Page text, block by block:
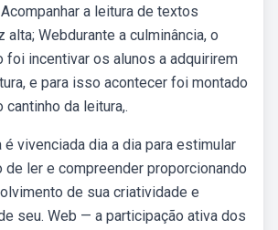
a leitura de textos
Webdurante a culminância, o
foi incentivar os alunos a adquirirem
e para isso acontecer foi montado
cantinho da leitura,.
vivenciada dia a dia para estimular
de ler e compreender proporcionando
de sua criatividade e
seu. Web — a participação ativa dos